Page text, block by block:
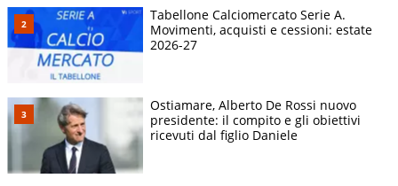
Tabellone Calciomercato Serie A.
Movimenti, acquisti e cessioni: estate
2026-27
Ostiamare, Alberto De Rossi nuovo
presidente: il compito e gli obiettivi
ricevuti dal figlio Daniele